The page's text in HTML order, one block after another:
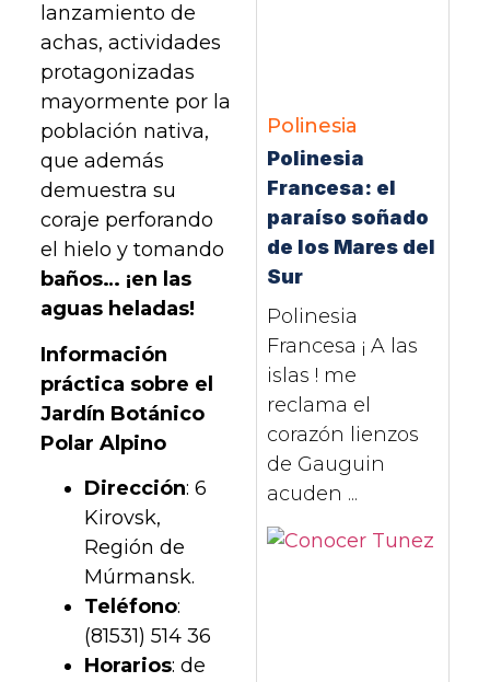
lanzamiento de
achas, actividades
protagonizadas
mayormente por la
población nativa,
que además
demuestra su
coraje perforando
el hielo y tomando
baños… ¡en las
aguas heladas!
Información
práctica sobre el
Jardín Botánico
Polar Alpino
Dirección: 6
Kirovsk,
Región de
Múrmansk.
Teléfono:
(81531) 514 36
Horarios: de
Polinesia
Polinesia
Francesa: el
paraíso soñado
de los Mares del
Sur
Polinesia
Francesa ¡ A las
islas ! me
reclama el
corazón lienzos
de Gauguin
acuden ...